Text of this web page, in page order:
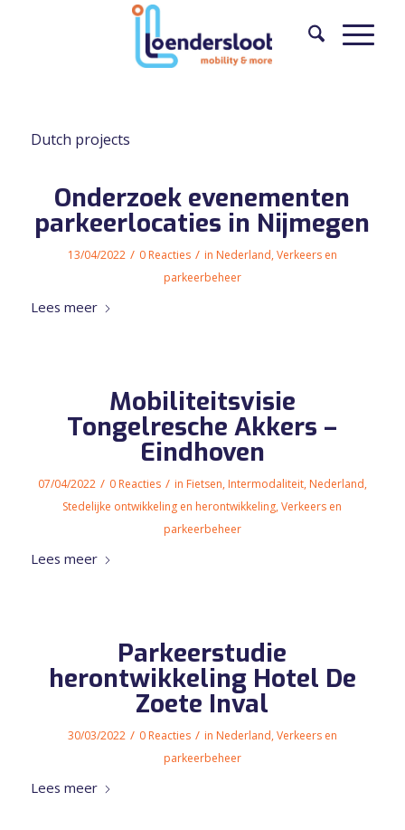
Dutch projects
Onderzoek evenementen
parkeerlocaties in Nijmegen
13/04/2022 / 0 Reacties / in Nederland,Verkeers en
parkeerbeheer
Lees meer
Mobiliteitsvisie
Tongelresche Akkers –
Eindhoven
07/04/2022 / 0 Reacties / in Fietsen, Intermodaliteit, Nederland,
Stedelijke ontwikkeling en herontwikkeling,Verkeers en
parkeerbeheer
Lees meer
Parkeerstudie
herontwikkeling Hotel De
Zoete Inval
30/03/2022 / 0 Reacties / in Nederland,Verkeers en
parkeerbeheer
Lees meer